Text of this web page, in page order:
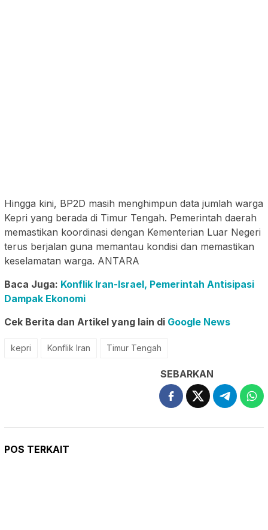
Hingga kini, BP2D masih menghimpun data jumlah warga
Kepri yang berada di Timur Tengah. Pemerintah daerah
memastikan koordinasi dengan Kementerian Luar Negeri
terus berjalan guna memantau kondisi dan memastikan
keselamatan warga. ANTARA
Baca Juga: Konflik Iran-Israel, Pemerintah Antisipasi
Dampak Ekonomi
Cek Berita dan Artikel yang lain di Google News
kepri Konflik Iran Timur Tengah
SEBARKAN
POS TERKAIT